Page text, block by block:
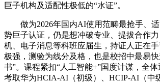
巨子机构及适配性极低的“水证”。
做为2026年国内AI使用范畴最抢手、适
势巨子认证，仍是想冲破专业、提拔合作
机、电子消息等科班应届生，持证人正在
极强，测验为线分及格，也是校招中最易
书”。课程紧扣“人工智能+”国度计谋，全
考取华为HCIA-AI（初级）、HCIP-AI（中